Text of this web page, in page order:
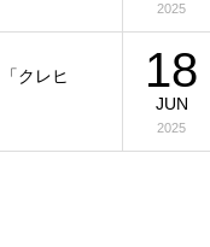
2025
クレヒ
18
JUN
2025